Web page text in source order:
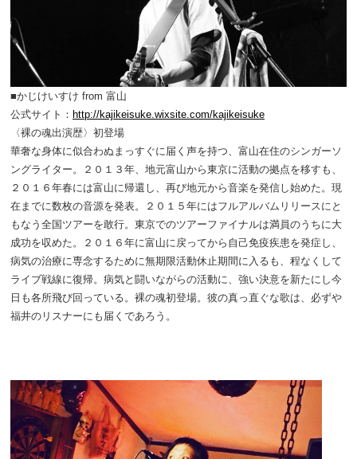
■かじけいすけ from 富山
公式サイト： http://kajikeisuke.wixsite.com/kajikeisuke
〈裸の魂出演歴〉初登場
華奢な身体に似合わぬまっすぐに届く声を持つ、富山在住のシンガーソ
ングライター。２０１３年、地元富山から東京に活動の拠点を移すも、
２０１６年春には富山に帰還し、再び地元から音楽を発信し始めた。現
在までに数枚の音源を発表。２０１５年にはフルアルバムリリースにと
もなう全国ツアーを敢行。東京でのツアーファイナルは満員のうちに大
成功を収めた。２０１６年に富山に戻ってから自己免疫疾患を発症し、
病気の治療に専念するために無期限活動休止期間に入るも、程なくして
ライブ戦線に復帰。病気と闘いながらの活動に、強い決意を新たにし今
日も各所飛び回っている。裸の魂初登場。彼の真っ直ぐな歌は、必ずや
福井のリスナーにも届くであろう。